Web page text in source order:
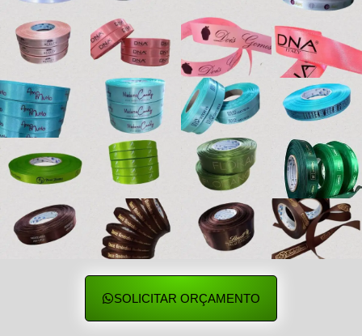
SOLICITAR ORÇAMENTO